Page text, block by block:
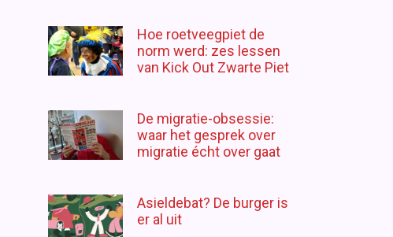
Hoe roetveegpiet de
norm werd: zes lessen
van Kick Out Zwarte Piet
De migratie-obsessie:
waar het gesprek over
migratie écht over gaat
Asieldebat? De burger is
er al uit